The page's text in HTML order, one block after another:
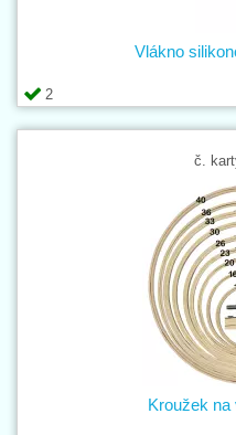
2
Vlákno
č.
Kroužek